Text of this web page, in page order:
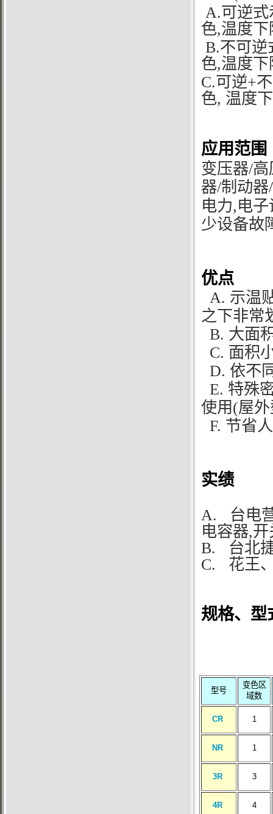
A.可逆
色,温度
B.不可逆
色,温度
C.可逆+
色, 温度
应用范围
变压器/
器/制动
电力,电
少设备故
优点
A. 示温
之下非常
B. 大面
C. 面积
D. 依不
E. 特殊
使用(屋
F. 节省
实绩
A.
台电
电容器,
B.
台北
C. 花王
规格、型
型号
变色区
域数
CR 1
NR 1
3R 3
4R 4